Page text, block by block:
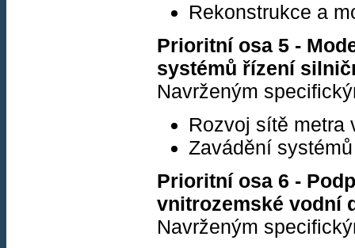
Rekonstrukce a
Prioritní osa 5 -
systémů řízení
Navrženým
Rozvoj sítě metra
Zavádění
Prioritní osa 6 -
vnitrozemské vodní
Navrženým